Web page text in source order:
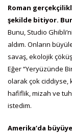
Roman
şekilde bitiyor.
Bunu, Studio
aldım. Onların
savaş, ekolojik
Eğer “Yeryüzünde
olarak çok ciddiyse,
hafiflik, mizah ve
istedim.
Amerika’da